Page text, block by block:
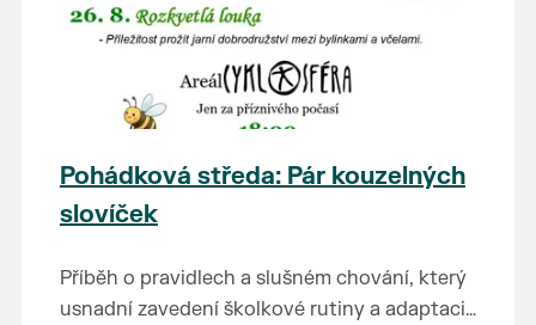
Pohádková středa: Pár kouzelných
slovíček
Příběh o pravidlech a slušném chování, který
usnadní zavedení školkové rutiny a adaptaci